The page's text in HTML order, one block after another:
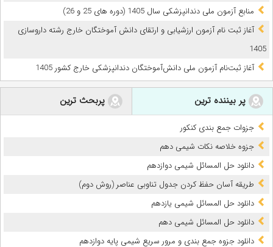
ﻣﻨﺎﺑﻊ آزﻣﻮن ﻣﻠﯽ دندانپزشکی سال 1405 (دوره های 25 و 26)
آغاز ثبت نام آزمون‌ ارزشیابی و ارتقای دانش آموختگان خارج رشته داروسازی
1405
آغاز ثبت‌نام آزمون ملی دانش‌آموختگان دندانپزشکی خارج کشور 1405
پر بیننده ترین پربحث ترین
جزوات جمع بندی کنکور
جزوه خلاصه نکات شیمی دهم
دانلود حل المسائل شیمی دوازدهم
طریقه آسان حفظ کردن جدول تناوبی عناصر (روش دوم)
دانلود حل المسائل شیمی یازدهم
دانلود حل المسائل شیمی دهم
دانلود جزوه جمع بندی و مرور سریع شیمی پایه دوازدهم